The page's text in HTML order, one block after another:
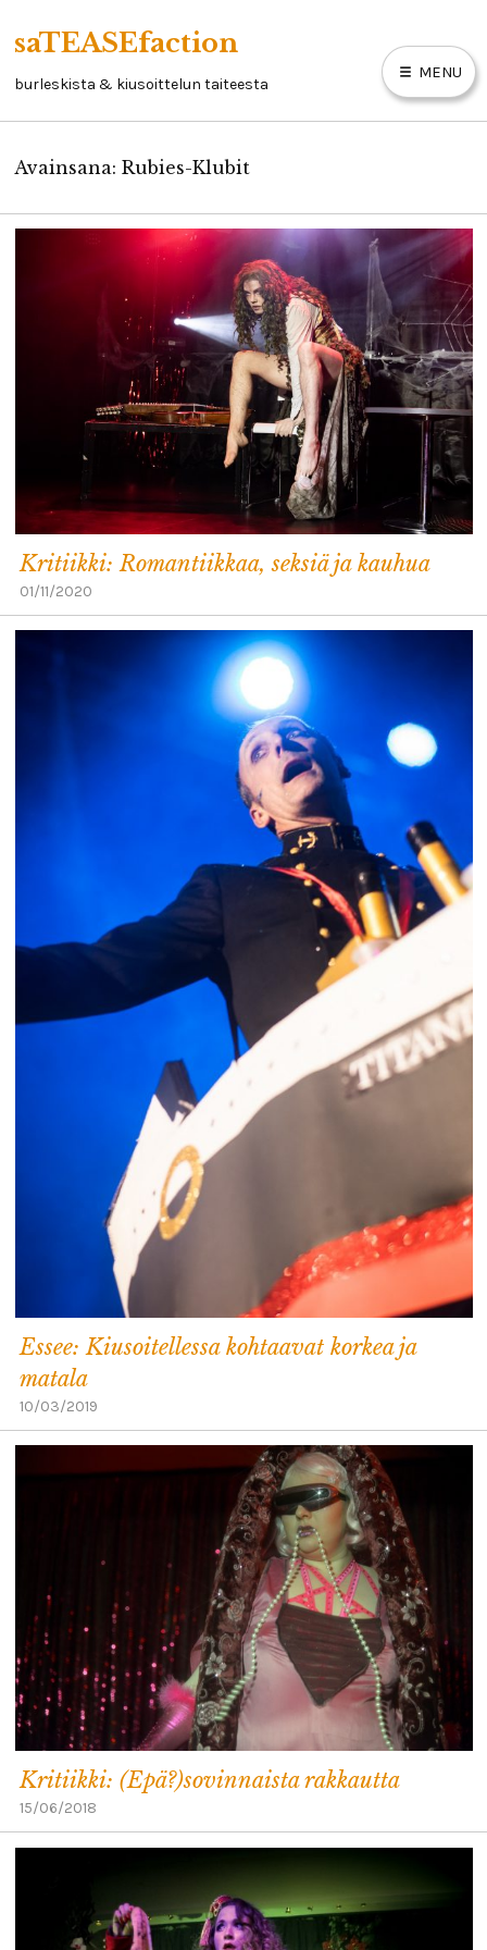
content
saTEASEfaction
burleskista & kiusoittelun taiteesta
MENU
ARTIKKELIT
Avainsana: Rubies-Klubit
Kritiikki: Romantiikkaa, seksiä ja kauhua
01/11/2020
Essee: Kiusoitellessa kohtaavat korkea ja
matala
10/03/2019
Kritiikki: (Epä?)sovinnaista rakkautta
15/06/2018